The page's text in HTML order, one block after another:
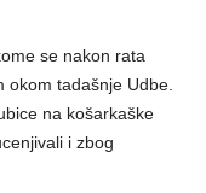
se nakon rata
okom tadašnje Udbe.
na košarkaške
i zbog